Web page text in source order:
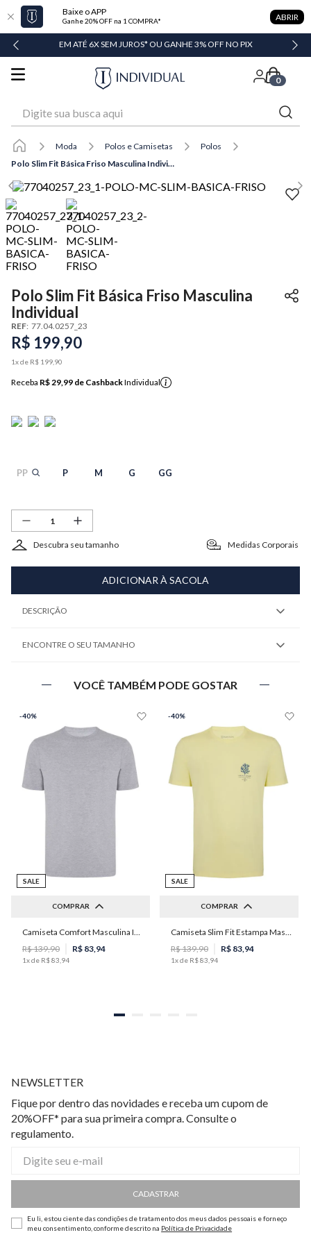
Baixe o APP
Ganhe 20% OFF na 1 COMPRA* ABRIR
EM ATÉ 6X SEM JUROS* OU GANHE 3% OFF NO PIX
0
Moda Polos e Camisetas
Polos
Polo Slim Fit Básica Friso Masculina Individual
Polo Slim Fit Básica Friso Masculina
Individual
REF: 77.04.0257_23
R$ 199,90
1x de R$ 199 90
Receba R$ 29,99 de CashbackIndividual
PP P M G GG
Descubra seu tamanho Medidas Corporais
ADICIONAR À SACOLA
DESCRIÇÃO
ENCONTRE O SEU TAMANHO
VOCÊ TAMBÉM PODE GOSTAR
-40%
SALE
COMPRAR
P M G GG
R$139,90 R$ 83, 94
1x de R$83 94
-40%
SALE
COMPRAR
PP P M
R$139,90 R$ 83, 94
1x de R$83 94
NEWSLETTER
Fique por dentro das novidades e receba um cupom de
20%OFF* para sua primeira compra. Consulte o
regulamento.
CADASTRAR
Eu li, estou ciente das condições de tratamento dos meus dados pessoais e forneço
meu consentimento, conforme descrito na Política de Privacidade